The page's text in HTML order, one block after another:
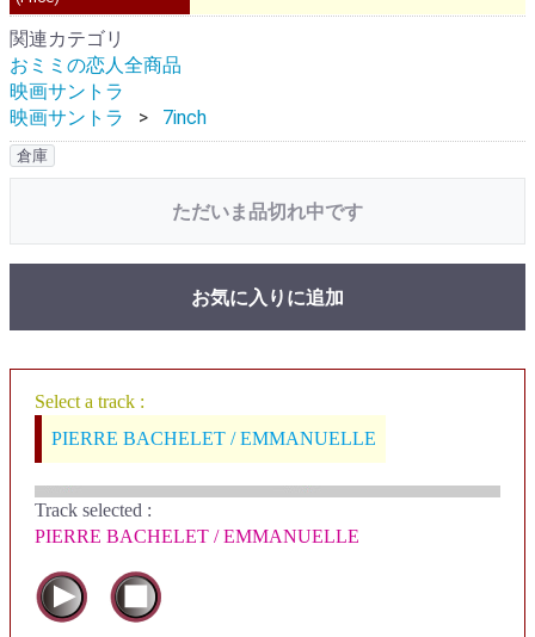
関連カテゴリ
おミミの恋人全商品
映画サントラ
映画サントラ
7inch
倉庫
ただいま品切れ中です
お気に入りに追加
Select a track :
PIERRE BACHELET / EMMANUELLE
Track selected :
PIERRE BACHELET / EMMANUELLE